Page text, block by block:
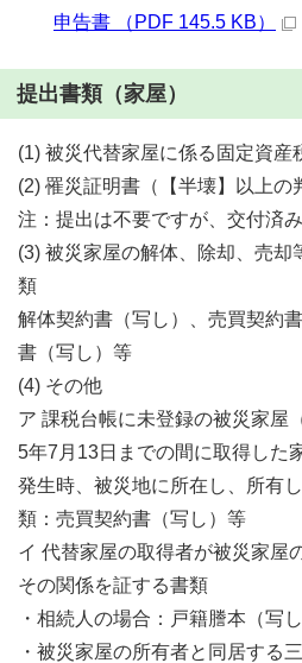
申告書 （PDF 145.5 KB）
提出書類（家屋）
(1) 被災代替家屋に係る固定資産
(2) 罹災証明書（【半壊】以上の
注：提出は不要ですが、交付済
(3) 被災家屋の解体、除却、売却
類
解体契約書（写し）、売買契約
書（写し）等
(4) その他
ア 課税台帳に未登録の被災家屋
5年7月13日までの間に取得した
発生時、被災地に所在し、所有
類：売買契約書（写し）等
イ 代替家屋の取得者が被災家屋
その関係を証する書類
・相続人の場合：戸籍謄本（写
・被災家屋の所有者と同居する